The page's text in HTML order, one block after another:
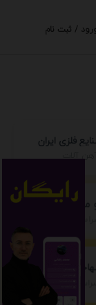
/ ثبت نام
فلزی ایران
آلات
مبل شویی
ایران
جهان